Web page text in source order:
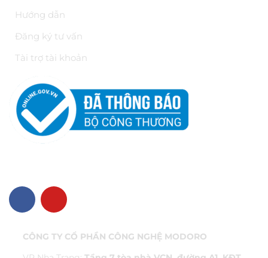
Hướng dẫn
Đăng ký tư vấn
Tài trợ tài khoản
CÔNG TY CỔ PHẦN CÔNG NGHỆ MODORO